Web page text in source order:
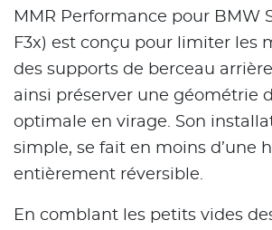
MMR Performance pour BMW
F3x) est conçu pour limiter les
des supports de berceau
ainsi préserver une géométrie
optimale en virage. Son
simple, se fait en moins d’une
entièrement réversible.
En comblant les petits vides